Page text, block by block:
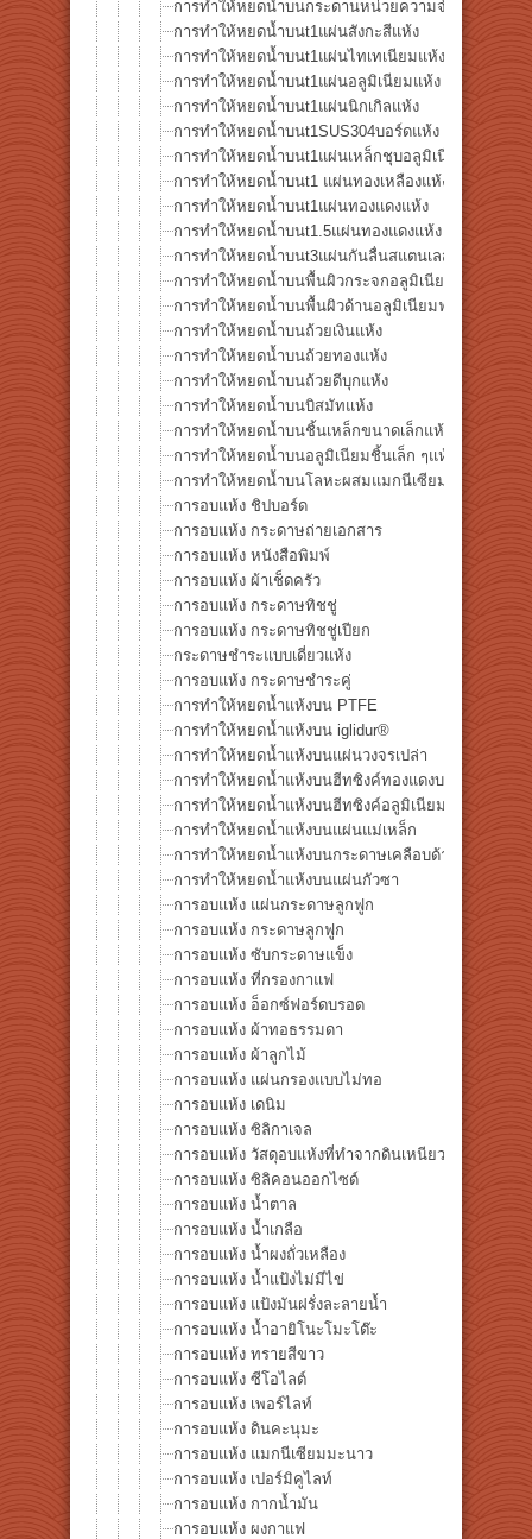
การทำให้หยดน้ำบนกระดานหน่วยความจำแห้ง
การทำให้หยดน้ำบนt1แผ่นสังกะสีแห้ง
การทำให้หยดน้ำบนt1แผ่นไทเทเนียมแห้ง
การทำให้หยดน้ำบนt1แผ่นอลูมิเนียมแห้ง
การทำให้หยดน้ำบนt1แผ่นนิกเกิลแห้ง
การทำให้หยดน้ำบนt1SUS304บอร์ดแห้ง
การทำให้หยดน้ำบนt1แผ่นเหล็กชุบอลูมิเนียมแห้ง
การทำให้หยดน้ำบนt1 แผ่นทองเหลืองแห้ง
การทำให้หยดน้ำบนt1แผ่นทองแดงแห้ง
การทำให้หยดน้ำบนt1.5แผ่นทองแดงแห้ง
การทำให้หยดน้ำบนt3แผ่นกันลื่นสแตนเลสแห้ง
การทำให้หยดน้ำบนพื้นผิวกระจกอลูมิเนียมฟอยล์แห้ง
การทำให้หยดน้ำบนพื้นผิวด้านอลูมิเนียมฟอยล์แห้ง
การทำให้หยดน้ำบนถ้วยเงินแห้ง
การทำให้หยดน้ำบนถ้วยทองแห้ง
การทำให้หยดน้ำบนถ้วยดีบุกแห้ง
การทำให้หยดน้ำบนบิสมัทแห้ง
การทำให้หยดน้ำบนชิ้นเหล็กขนาดเล็กแห้ง
การทำให้หยดน้ำบนอลูมิเนียมชิ้นเล็ก ๆแห้ง
การทำให้หยดน้ำบนโลหะผสมแมกนีเซียม AZ31แห้ง
การอบแห้ง ชิปบอร์ด
การอบแห้ง กระดาษถ่ายเอกสาร
การอบแห้ง หนังสือพิมพ์
การอบแห้ง ผ้าเช็ดครัว
การอบแห้ง กระดาษทิชชู่
การอบแห้ง กระดาษทิชชู่เปียก
กระดาษชำระแบบเดี่ยวแห้ง
การอบแห้ง กระดาษชำระคู่
การทำให้หยดน้ำแห้งบน PTFE
การทำให้หยดน้ำแห้งบน iglidur®
การทำให้หยดน้ำแห้งบนแผ่นวงจรเปล่า
การทำให้หยดน้ำแห้งบนฮีทซิงค์ทองแดงบริสุทธิ์
การทำให้หยดน้ำแห้งบนฮีทซิงค์อลูมิเนียมดำ
การทำให้หยดน้ำแห้งบนแผ่นแม่เหล็ก
การทำให้หยดน้ำแห้งบนกระดาษเคลือบด้าน
การทำให้หยดน้ำแห้งบนแผ่นกัวซา
การอบแห้ง แผ่นกระดาษลูกฟูก
การอบแห้ง กระดาษลูกฟูก
การอบแห้ง ซับกระดาษแข็ง
การอบแห้ง ที่กรองกาแฟ
การอบแห้ง อ็อกซ์ฟอร์ดบรอด
การอบแห้ง ผ้าทอธรรมดา
การอบแห้ง ผ้าลูกไม้
การอบแห้ง แผ่นกรองแบบไม่ทอ
การอบแห้ง เดนิม
การอบแห้ง ซิลิกาเจล
การอบแห้ง วัสดุอบแห้งที่ทำจากดินเหนียว
การอบแห้ง ซิลิคอนออกไซด์
การอบแห้ง น้ำตาล
การอบแห้ง น้ำเกลือ
การอบแห้ง น้ำผงถั่วเหลือง
การอบแห้ง น้ำแป้งไม่มีไข่
การอบแห้ง แป้งมันฝรั่งละลายน้ำ
การอบแห้ง น้ำอายิโนะโมะโต๊ะ
การอบแห้ง ทรายสีขาว
การอบแห้ง ซีโอไลต์
การอบแห้ง เพอร์ไลท์
การอบแห้ง ดินคะนุมะ
การอบแห้ง แมกนีเซียมมะนาว
การอบแห้ง เปอร์มิคูไลท์
การอบแห้ง กากน้ำมัน
การอบแห้ง ผงกาแฟ